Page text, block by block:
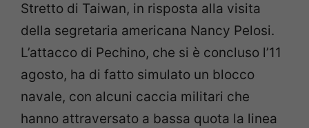
Stretto di Taiwan, in risposta alla visita
della segretaria americana Nancy Pelosi.
L’attacco di Pechino, che si è concluso l’11
agosto, ha di fatto simulato un blocco
navale, con alcuni caccia militari che
hanno attraversato a bassa quota la linea